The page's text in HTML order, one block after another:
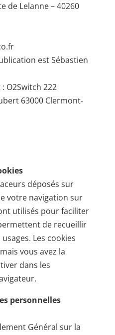
de Lelanne – 40260
est Sébastien
O2Switch 222
63000 Clermont-
déposés sur
votre navigation sur
utilisés pour faciliter
de recueillir
Les cookies
vous avez la
dans les
personnelles
Général sur la